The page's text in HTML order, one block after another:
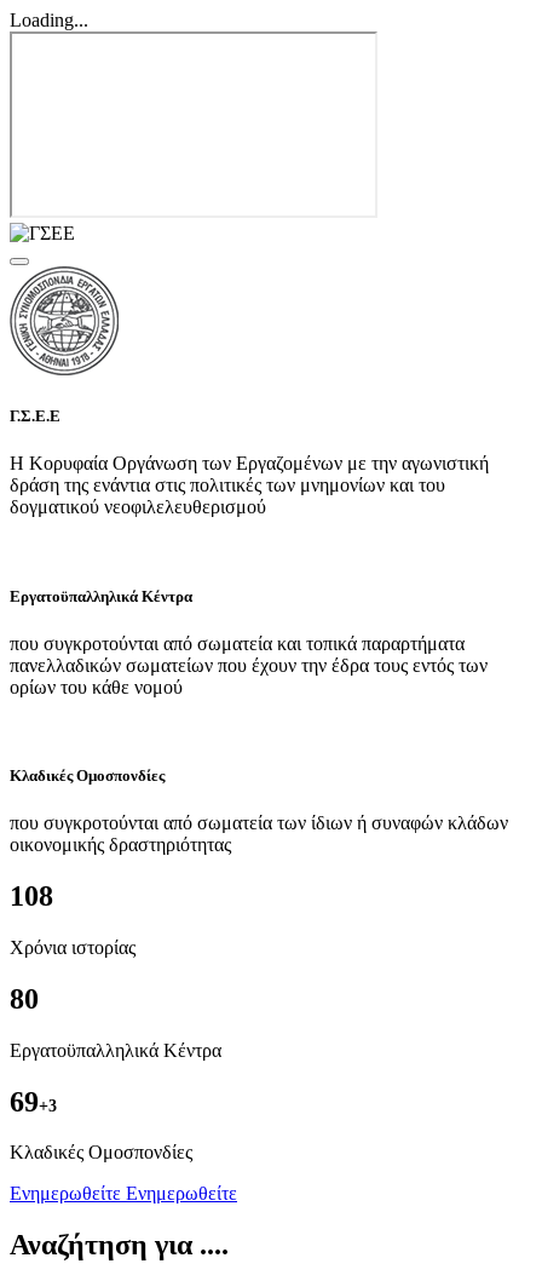
Loading...
Γ.Σ.Ε.Ε
Η Κορυφαία Οργάνωση των Εργαζομένων με την αγωνιστική
δράση της ενάντια στις πολιτικές των μνημονίων και του
δογματικού νεοφιλελευθερισμού
Εργατοϋπαλληλικά Κέντρα
που συγκροτούνται από σωματεία και τοπικά παραρτήματα
πανελλαδικών σωματείων που έχουν την έδρα τους εντός των
ορίων του κάθε νομού
Κλαδικές Ομοσπονδίες
που συγκροτούνται από σωματεία των ίδιων ή συναφών κλάδων
οικονομικής δραστηριότητας
108
Χρόνια ιστορίας
80
Εργατοϋπαλληλικά Κέντρα
69+3
Kλαδικές Ομοσπονδίες
Ενημερωθείτε Ενημερωθείτε
Αναζήτηση για ....